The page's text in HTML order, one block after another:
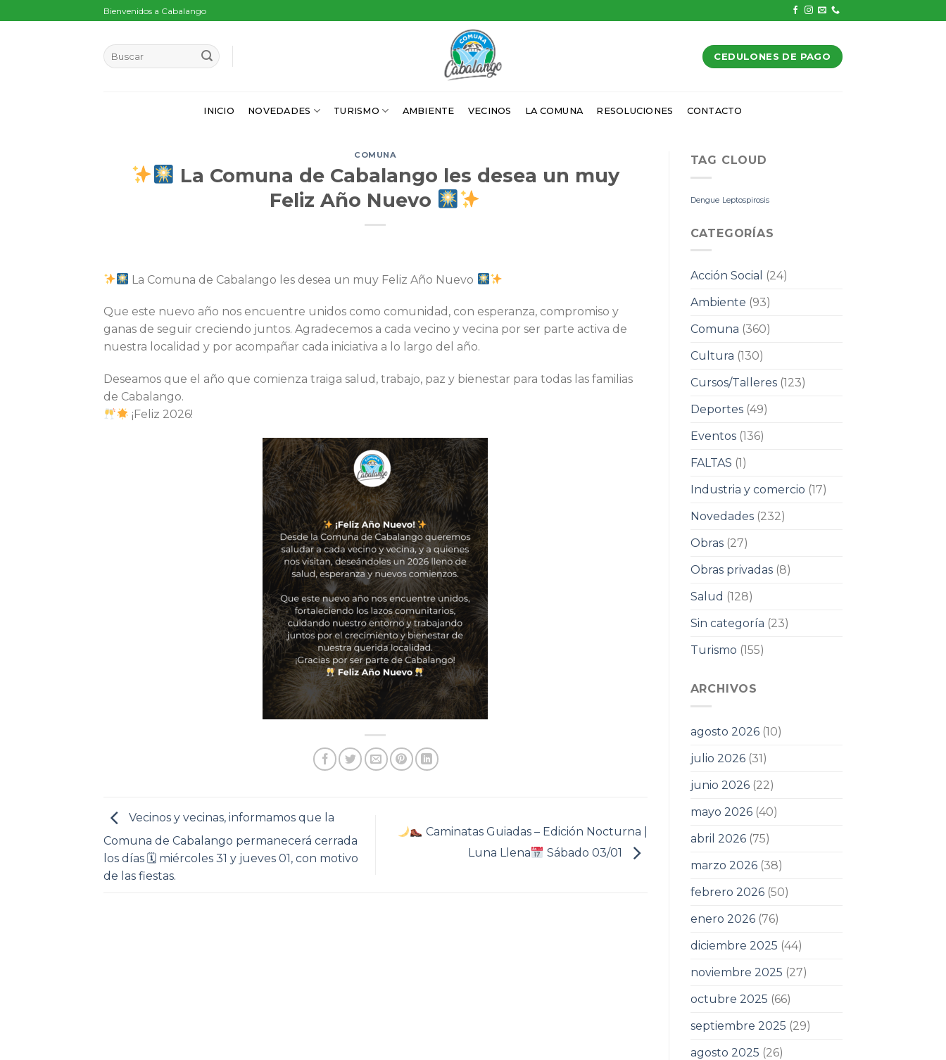
to
Bienvenidos a Cabalango
CEDULONES DE PAGO
INICIO NOVEDADES TURISMO AMBIENTE VECINOS LA COMUNA RESOLUCIONES CONTACTO
COMUNA
La Comuna de Cabalango les desea un muy
Feliz Año Nuevo
La Comuna de Cabalango les desea un muy Feliz Año Nuevo
Que este nuevo año nos encuentre unidos como comunidad, con esperanza, compromiso y
ganas de seguir creciendo juntos. Agradecemos a cada vecino y vecina por ser parte activa de
nuestra localidad y por acompañar cada iniciativa a lo largo del año.
Deseamos que el año que comienza traiga salud, trabajo, paz y bienestar para todas las familias
de Cabalango.
¡Feliz 2026!
Vecinos y vecinas, informamos que la
Comuna de Cabalango permanecerá cerrada
los días 🗓 miércoles 31 y jueves 01, con motivo
de las fiestas.
Caminatas Guiadas – Edición Nocturna |
Luna Llena
Sábado 03/01
TAG CLOUD
Dengue Leptospirosis
CATEGORÍAS
Acción Social
(24)
Ambiente (93)
Comuna (360)
Cultura (130)
Cursos/Talleres(123)
Deportes(49)
Eventos(136)
FALTAS (1)
Industria y comercio (17)
Novedades(232)
Obras(27)
Obras privadas(8)
Salud (128)
Sin categoría (23)
Turismo (155)
ARCHIVOS
agosto 2026(10)
julio 2026(31)
junio 2026(22)
mayo 2026(40)
abril 2026(75)
marzo 2026(38)
febrero 2026(50)
enero 2026(76)
diciembre 2025 (44)
noviembre 2025 (27)
octubre 2025 (66)
septiembre 2025 (29)
agosto 2025 (26)